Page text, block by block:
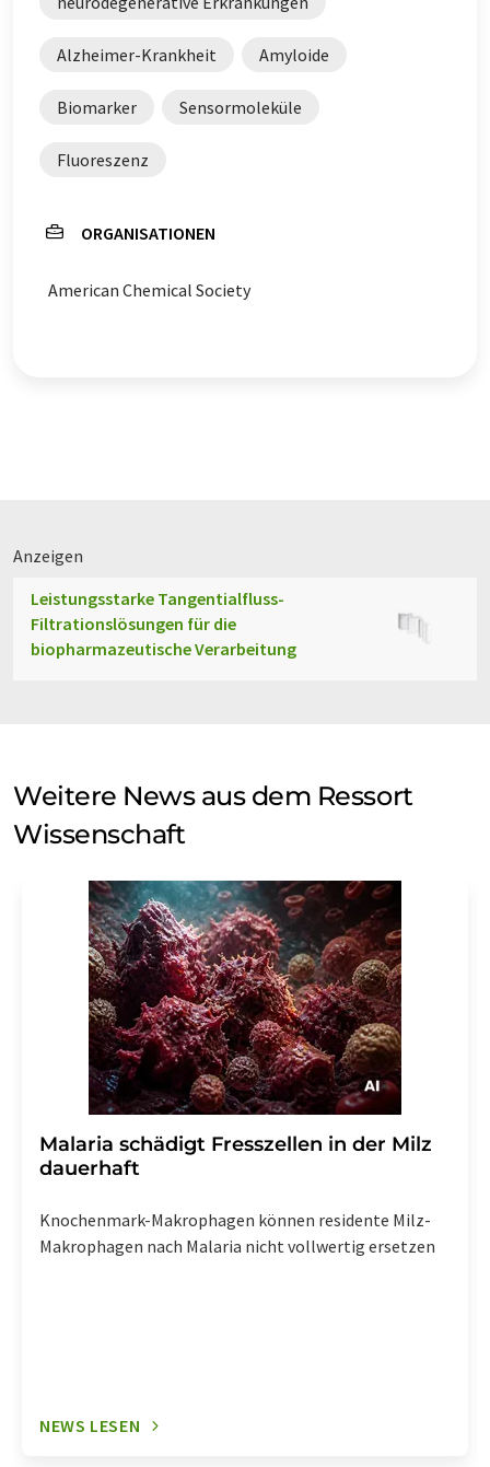
Alzheimer-Krankheit Amyloide
Biomarker Sensormoleküle
Fluoreszenz
ORGANISATIONEN
American Chemical Society
Anzeigen
Leistungsstarke Tangentialfluss-
Filtrationslösungen für die
biopharmazeutische Verarbeitung
Weitere News aus dem Ressort
Wissenschaft
Malaria schädigt Fresszellen in der Milz
dauerhaft
Knochenmark-Makrophagen können residente Milz-
Makrophagen nach Malaria nicht vollwertig ersetzen
NEWS LESEN